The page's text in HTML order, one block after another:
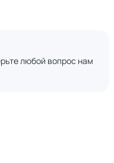
любой вопрос нам